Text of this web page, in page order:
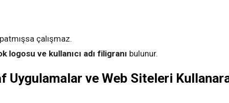
çalışmaz.
logosu ve kullanıcı adı filigranı bulunur.
Uygulamalar ve Web Siteleri